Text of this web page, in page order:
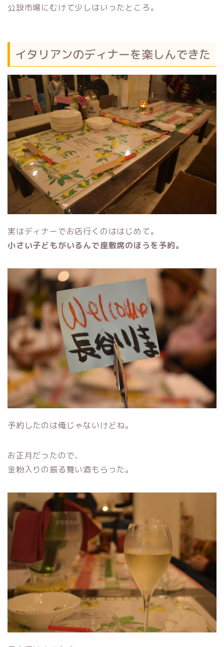
公設市場にむけて少しはいったところ。
イタリアンのディナーを楽しんできた
実はディナーでお店行くのははじめて。
小さい子どもがいるんで座敷席のほうを予約。
予約したのは俺じゃないけどね。
お正月だったので、
金粉入りの振る舞い酒もらった。